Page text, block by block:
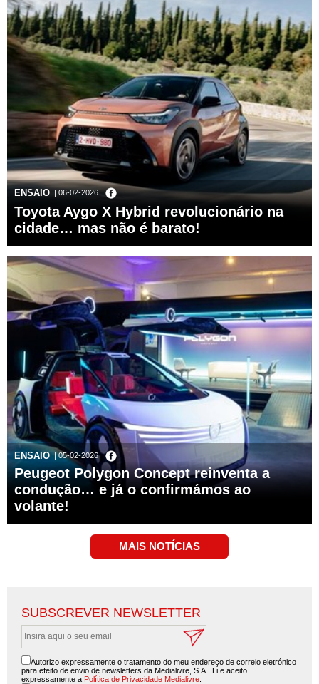
ENSAIO | 06-02-2026
Toyota Aygo X Hybrid revolucionário na
cidade… mas não é barato!
ENSAIO | 05-02-2026
Peugeot Polygon Concept reinventa a
condução… e já o confirmámos ao
volante!
SUBSCREVER NEWSLETTER
Autorizo expressamente o tratamento do meu endereço de correio eletrónico
para efeito de envio de newsletters da Medialivre, S.A.. Li e aceito
expressamente a Política de Privacidade Medialivre